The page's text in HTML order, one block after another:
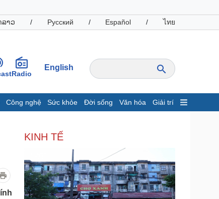
ລາວ / Русский / Español / ไทย
Radio
English
Công nghệ Sức khỏe Đời sống Văn hóa Giải trí
động sản
Tỷ giá
Chứng khoán
Giá cà phê
KINH TẾ